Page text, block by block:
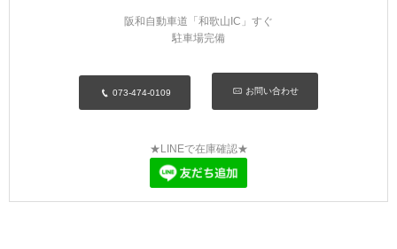
阪和自動車道「和歌山IC」すぐ
駐車場完備
073-474-0109 お問い合わせ
★LINEで在庫確認★